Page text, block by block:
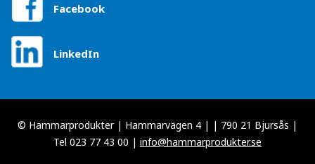
Facebook
LinkedIn
© Hammarprodukter | Hammarvägen 4 | | 790 21 Bjursås |
Tel 023 77 43 00 | info@hammarprodukter.se